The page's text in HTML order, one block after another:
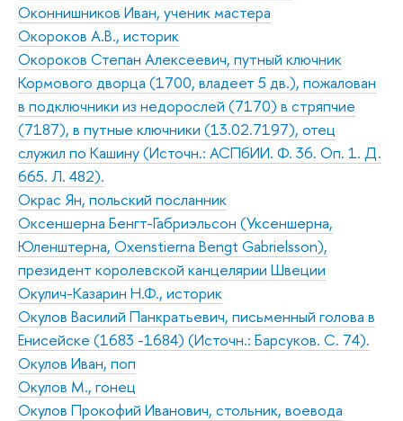
Оконнишников Иван, ученик мастера
Окороков А.В., историк
Окороков Степан Алексеевич, путный ключник
Кормового дворца (1700, владеет 5 дв.), пожалован
в подключники из недорослей (7170) в стряпчие
(7187), в путные ключники (13.02.7197), отец
служил по Кашину (Источн.: АСПбИИ. Ф. 36. Оп. 1. Д.
665. Л. 482).
Окрас Ян, польский посланник
Оксеншерна Бенгт-Габриэльсон (Уксеншерна,
Юленштерна, Oxenstierna Bengt Gabrielsson),
президент королевской канцелярии Швеции
Окулич-Казарин Н.Ф., историк
Окулов Василий Панкратьевич, письменный голова в
Енисейске (1683 -1684) (Источн.: Барсуков. С. 74).
Окулов Иван, поп
Окулов М., гонец
Окулов Прокофий Иванович, стольник, воевода